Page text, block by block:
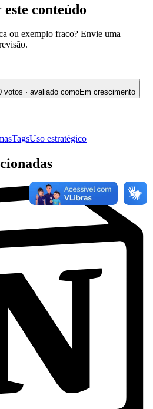
conteúdo
ou exemplo fraco? Envie uma
votos · avaliado comoEm crescimento
TagsUso estratégico